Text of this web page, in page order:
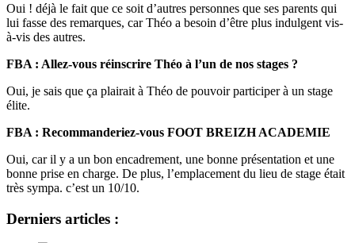
Oui ! déjà le fait que ce soit d’autres personnes que ses parents qui
lui fasse des remarques, car Théo a besoin d’être plus indulgent vis-
à-vis des autres.
FBA : Allez-vous réinscrire Théo à l’un de nos stages ?
Oui, je sais que ça plairait à Théo de pouvoir participer à un stage
élite.
FBA : Recommanderiez-vous FOOT BREIZH ACADEMIE
Oui, car il y a un bon encadrement, une bonne présentation et une
bonne prise en charge. De plus, l’emplacement du lieu de stage était
très sympa. c’est un 10/10.
Derniers articles :